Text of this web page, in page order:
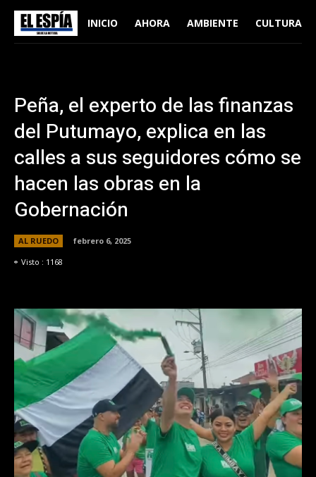
INICIO AHORA AMBIENTE CULTURA
Peña, el experto de las finanzas
del Putumayo, explica en las
calles a sus seguidores cómo se
hacen las obras en la
Gobernación
AL RUEDO
febrero 6, 2025
Visto : 1168